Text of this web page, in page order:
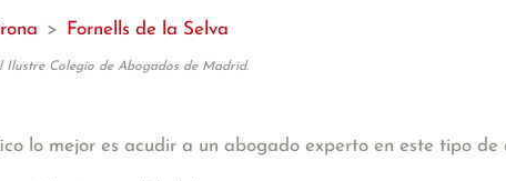
> Fornells de la Selva
Ilustre Colegio de Abogados de Madrid.
lo mejor es acudir a un abogado experto en este tipo